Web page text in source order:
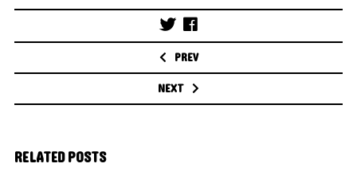
Post
navigation
PREV
NEXT
RELATED POSTS